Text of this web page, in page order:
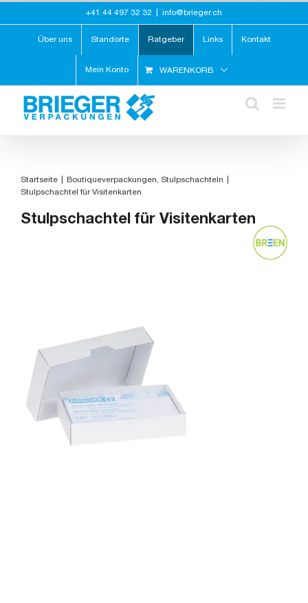
springen
+41 44 497 32 32 info@brieger.ch
Über uns Standorte Ratgeber Links Kontakt
Mein Konto WARENKORB
Startseite Boutiqueverpackungen
Stulpschachteln
Stulpschachtel für Visitenkarten
Stulpschachtel für Visitenkarten